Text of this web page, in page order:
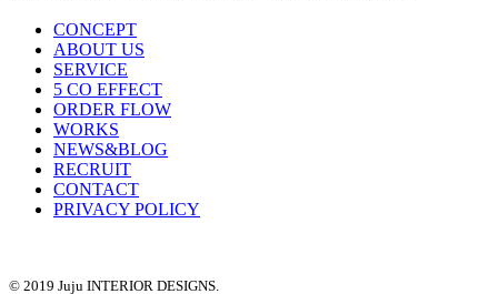
CONCEPT
ABOUT US
SERVICE
5 CO EFFECT
ORDER FLOW
WORKS
NEWS&BLOG
RECRUIT
CONTACT
PRIVACY POLICY
© 2019 Juju INTERIOR DESIGNS.